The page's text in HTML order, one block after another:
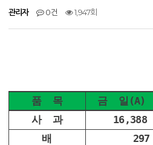
관리자 0건 1,947회
품 목
금 일(A)
사 과
16,388
배
297